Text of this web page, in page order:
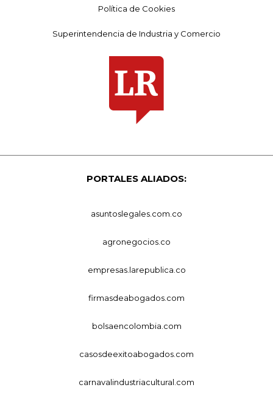
Política de Cookies
Superintendencia de Industria y Comercio
PORTALES ALIADOS:
asuntoslegales.com.co
agronegocios.co
empresas.larepublica.co
firmasdeabogados.com
bolsaencolombia.com
casosdeexitoabogados.com
carnavalindustriacultural.com